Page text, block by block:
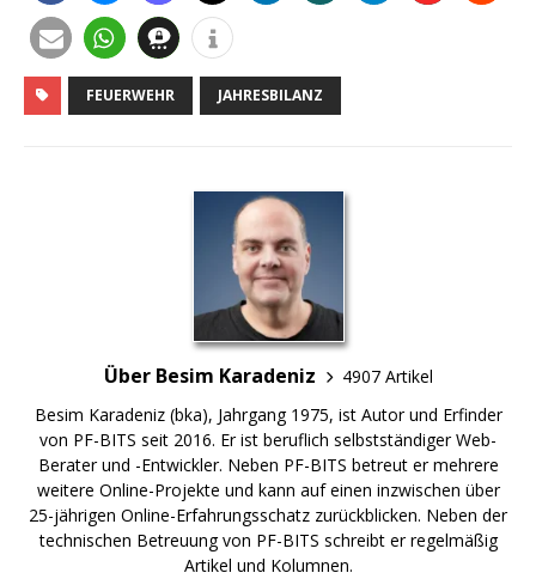
FEUERWEHR JAHRESBILANZ
Über Besim Karadeniz
4907 Artikel
Besim Karadeniz (bka), Jahrgang 1975, ist Autor und Erfinder
von PF-BITS seit 2016. Er ist beruflich selbstständiger Web-
Berater und -Entwickler. Neben PF-BITS betreut er mehrere
weitere Online-Projekte und kann auf einen inzwischen über
25-jährigen Online-Erfahrungsschatz zurückblicken. Neben der
technischen Betreuung von PF-BITS schreibt er regelmäßig
Artikel und Kolumnen.